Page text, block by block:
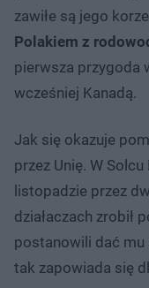
zawiłe są jego
Polakiem z
pierwsza przygoda
wcześniej Kanadą.
Jak się okazuje
przez Unię. W
listopadzie przez
działaczach zrobił
postanowili dać mu
tak zapowiada się